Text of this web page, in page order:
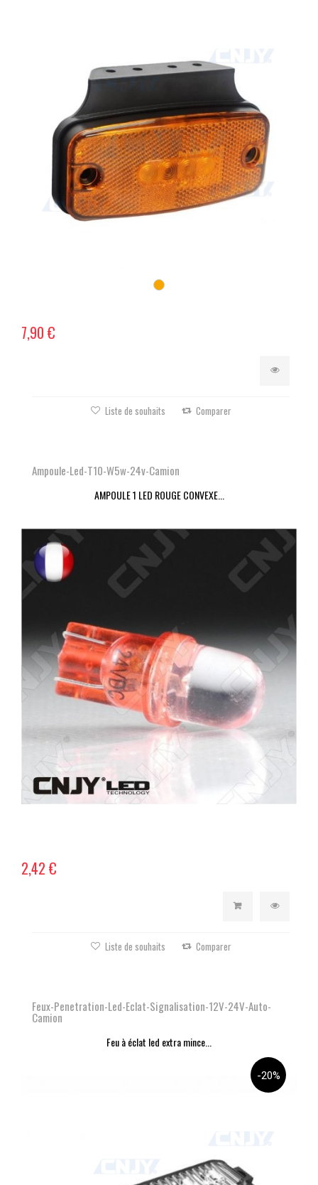
7,90 €
Liste de souhaits Comparer
Ampoule-Led-T10-W5w-24v-Camion
AMPOULE 1 LED ROUGE CONVEXE...
2,42 €
Liste de souhaits Comparer
Feux-Penetration-Led-Eclat-Signalisation-12V-24V-Auto-
Camion
Feu à éclat led extra mince...
-20%